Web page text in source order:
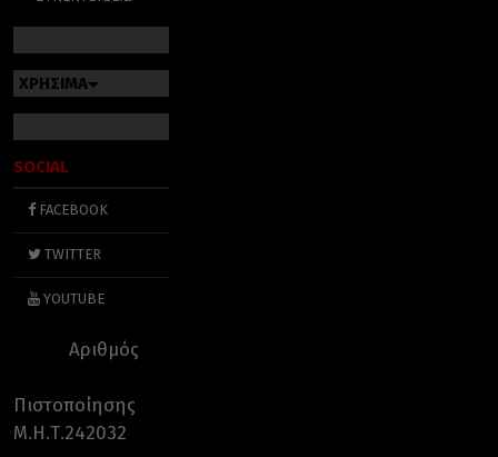
ΧΡΗΣΙΜΑ
SOCIAL
FACEBOOK
TWITTER
YOUTUBE
Αριθμός
Πιστοποίησης
Μ.Η.Τ.242032